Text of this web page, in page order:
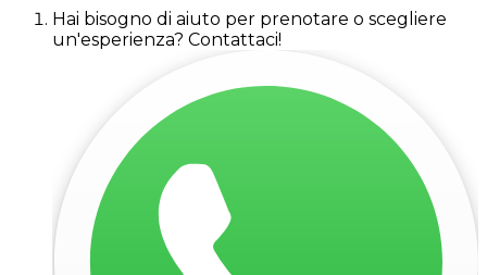
Hai bisogno di aiuto per prenotare o scegliere
un'esperienza? Contattaci!